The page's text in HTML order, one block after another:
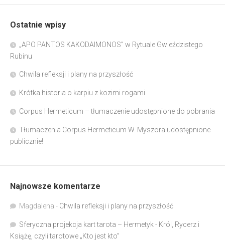
Ostatnie wpisy
„APO PANTOS KAKODAIMONOS” w Rytuale Gwieździstego
Rubinu
Chwila refleksji i plany na przyszłość
Krótka historia o karpiu z kozimi rogami
Corpus Hermeticum – tłumaczenie udostępnione do pobrania
Tłumaczenia Corpus Hermeticum W. Myszora udostępnione
publicznie!
Najnowsze komentarze
Magdalena - Chwila refleksji i plany na przyszłość
Sferyczna projekcja kart tarota – Hermetyk- Król, Rycerz i
Książę, czyli tarotowe „Kto jest kto”